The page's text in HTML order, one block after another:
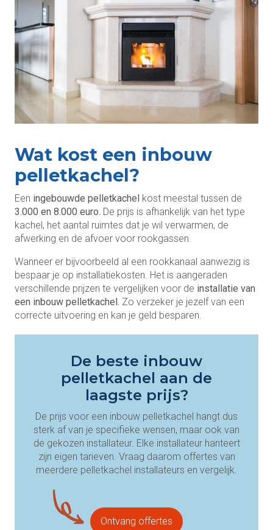
Wat kost een inbouw
pelletkachel?
Een ingebouwde pelletkachel kost meestal tussen de
3.000 en 8.000 euro. De prijs is afhankelijk van het type
kachel, het aantal ruimtes dat je wil verwarmen, de
afwerking en de afvoer voor rookgassen.
Wanneer er bijvoorbeeld al een rookkanaal aanwezig is
bespaar je op installatiekosten. Het is aangeraden
verschillende prijzen te vergelijken voor de installatie van
een inbouw pelletkachel. Zo verzeker je jezelf van een
correcte uitvoering en kan je geld besparen.
De beste inbouw
pelletkachel aan de
laagste prijs?
De prijs voor een inbouw pelletkachel hangt dus
sterk af van je specifieke wensen, maar ook van
de gekozen installateur. Elke installateur hanteert
zijn eigen tarieven. Vraag daarom offertes van
meerdere pelletkachel installateurs en vergelijk.
Ontvang offertes